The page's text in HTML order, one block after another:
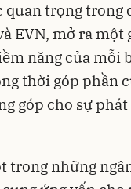
quan trọng
EVN, mở ra
năng của mỗi
thời góp phần
góp cho sự
trong những